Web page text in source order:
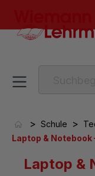
> Schule >
Laptop &
Laptop &